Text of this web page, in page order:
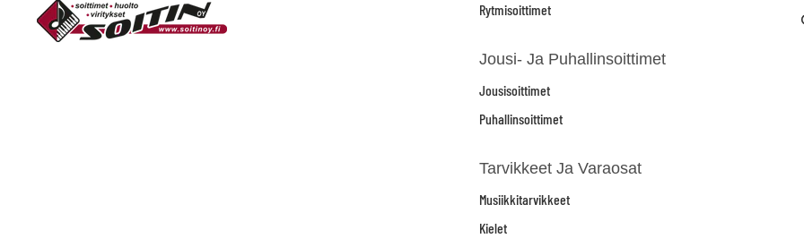
Rytmisoittimet
Jousi- Ja Puhallinsoittimet
Jousisoittimet
Puhallinsoittimet
Tarvikkeet Ja Varaosat
Musiikkitarvikkeet
Kielet